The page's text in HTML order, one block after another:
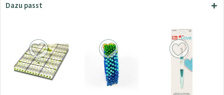
Dazu passt